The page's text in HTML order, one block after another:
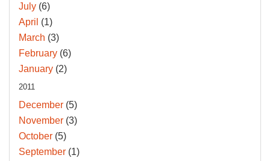
July (6)
April (1)
March (3)
February (6)
January (2)
2011
December (5)
November (3)
October (5)
September (1)